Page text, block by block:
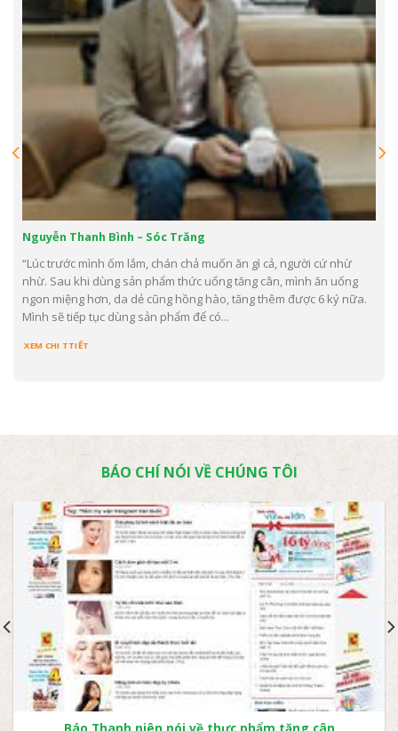
Ông Trần Minh Thành – TP HCM
“Sau khi dùng đến hộp thứ 4 là tình trạng đau bụng kèm nóng rát
đã đỡ hơn rất nhiều, chứng đi phân nát và phân sống đã hoàn
toàn hết, ăn uống thì ngon miệng, da dẻ thì hồng hào, cơ thể thì
béo khỏe lên rõ rệt nên...
XEM CHI TTIẾT
Báo Thanh niên nói về thực phẩm tăng cân